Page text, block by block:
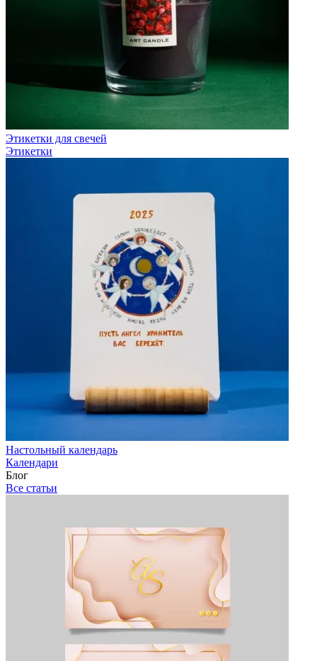
Этикетки для свечей
Этикетки
Настольный календарь
Календари
Блог
Все статьи